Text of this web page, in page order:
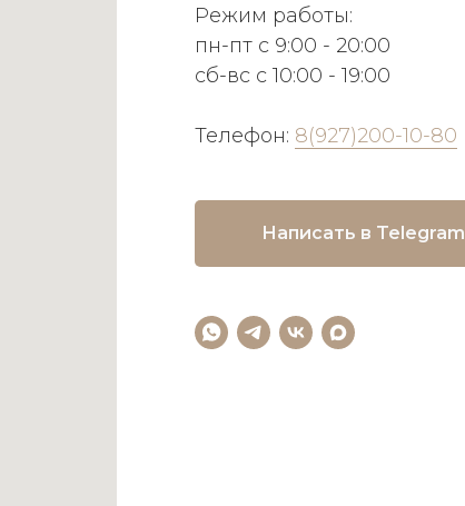
Режим работы:
пн-пт с 9:00 - 20:00
сб-вс с 10:00 - 19:00
Телефон: 8(927)200-10-80
Написать в Telegram